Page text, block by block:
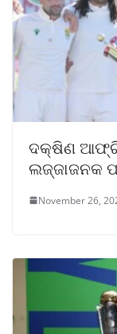
ଦକ୍ଷିଣ
ଲଜ୍ଜାଜନକ
November 26,